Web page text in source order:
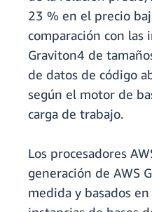
23 % en el precio
comparación con las
Graviton4 de
de datos de código
según el motor de
carga de trabajo.
Los procesadores
generación de AWS
medida y basados